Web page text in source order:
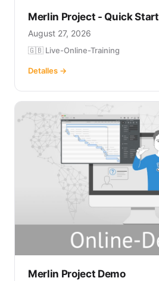
Merlin Project - Quick Start
August 27, 2026
🇬🇧 Live-Online-Training
Detalles →
Merlin Project Demo